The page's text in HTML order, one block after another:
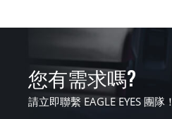
您有需求嗎?
請立即聯繫 EAGLE EYES 團隊！